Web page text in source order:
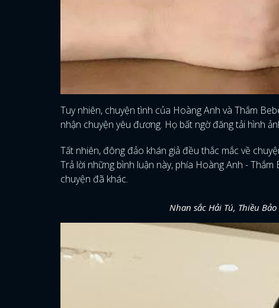
Tuy nhiên, chuyện tình của Hoàng Anh và Thắm
nhận chuyện yêu đương. Họ bất ngờ đăng tải hình
Tất nhiên, đông đảo khán giả đều thắc mắc về
Trả lời những bình luận này, phía Hoàng Anh -
chuyện đã khác.
Nhan sắc Hải Tú, Thiều